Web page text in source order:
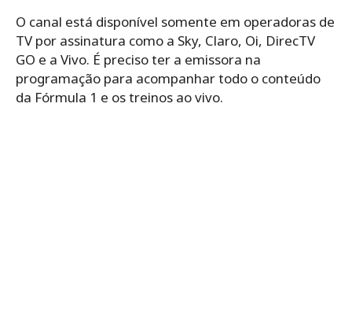
O canal está disponível somente em operadoras de
TV por assinatura como a Sky, Claro, Oi, DirecTV
GO e a Vivo. É preciso ter a emissora na
programação para acompanhar todo o conteúdo
da Fórmula 1 e os treinos ao vivo.